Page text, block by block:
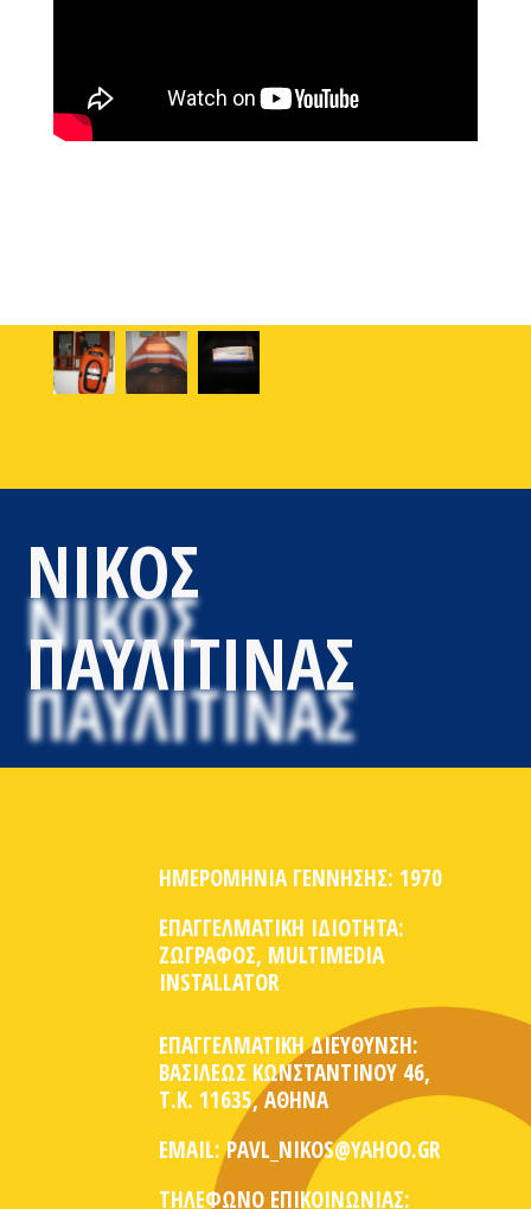
ΝΙΚΟΣ
ΠΑΥΛΙΤΙΝΑΣ
ΗΜΕΡΟΜΗΝΙΑ ΓΕΝΝΗΣΗΣ: 1970
ΕΠΑΓΓΕΛΜΑΤΙΚΗ ΙΔΙΟΤΗΤΑ:
ΖΩΓΡΑΦΟΣ, MULTIMEDIA
INSTALLATOR
ΕΠΑΓΓΕΛΜΑΤΙΚΗ ΔΙΕΥΘΥΝΣΗ:
ΒΑΣΙΛΕΩΣ ΚΩΝΣΤΑΝΤΙΝΟΥ 46,
Τ.Κ. 11635, ΑΘΗΝΑ
EMAIL: PAVL_NIKOS@YAHOO.GR
ΤΗΛΕΦΩΝΟ ΕΠΙΚΟΙΝΩΝΙΑΣ: